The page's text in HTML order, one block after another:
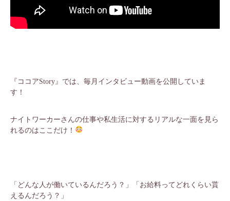
『ココアStory』では、毎月インタビュー動画を公開していま
す！
ナイトワーカーさんの仕事や私生活に対するリアルな一面を見ら
れるのはここだけ！
「どんな人が働いているんだろう？」「お給料ってどれくらい貰
えるんだろう？」